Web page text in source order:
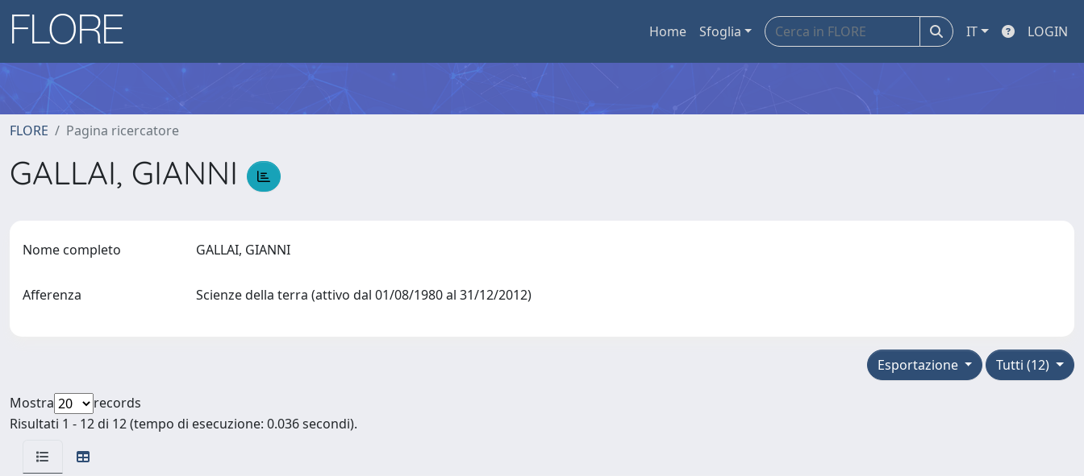
Home Sfoglia IT LOGIN
FLORE Pagina ricercatore
GALLAI, GIANNI
Nome completo GALLAI, GIANNI
Afferenza Scienze della terra (attivo dal 01/08/1980 al 31/12/2012)
Tutti (12)
Esportazione
Mostra
records
Risultati 1 - 12 di 12 (tempo di esecuzione: 0.036 secondi).